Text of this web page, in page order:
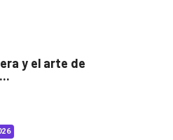
y el arte de